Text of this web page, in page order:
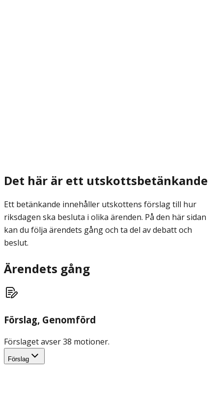
Det här är ett utskottsbetänkande
Ett betänkande innehåller utskottens förslag till hur
riksdagen ska besluta i olika ärenden. På den här sidan
kan du följa ärendets gång och ta del av debatt och
beslut.
Ärendets gång
Förslag, Genomförd
Förslaget avser 38 motioner.
Förslag